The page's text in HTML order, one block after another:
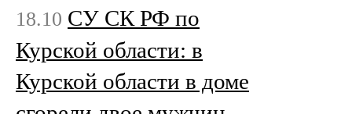
18.10 СУ СК РФ по
Курской области: в
Курской области в доме